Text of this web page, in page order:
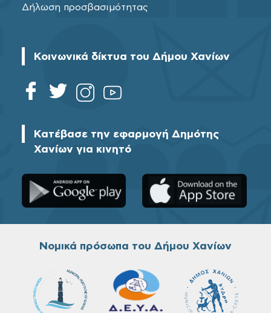
Δήλωση προσβασιμότητας
Κοινωνικά δίκτυα του Δήμου Χανίων
Κατέβασε την εφαρμογή Δημότης
Χανίων για κινητό
Νομικά πρόσωπα του Δήμου Χανίων